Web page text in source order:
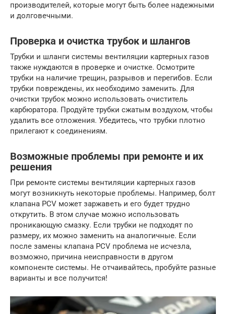
производителей, которые могут быть более надежными
и долговечными.
Проверка и очистка трубок и шлангов
Трубки и шланги системы вентиляции картерных газов
также нуждаются в проверке и очистке. Осмотрите
трубки на наличие трещин, разрывов и перегибов. Если
трубки повреждены, их необходимо заменить. Для
очистки трубок можно использовать очиститель
карбюратора. Продуйте трубки сжатым воздухом, чтобы
удалить все отложения. Убедитесь, что трубки плотно
прилегают к соединениям.
Возможные проблемы при ремонте и их
решения
При ремонте системы вентиляции картерных газов
могут возникнуть некоторые проблемы. Например, болт
клапана PCV может заржаветь и его будет трудно
открутить. В этом случае можно использовать
проникающую смазку. Если трубки не подходят по
размеру, их можно заменить на аналогичные. Если
после замены клапана PCV проблема не исчезла,
возможно, причина неисправности в другом
компоненте системы. Не отчаивайтесь, пробуйте разные
варианты и все получится!